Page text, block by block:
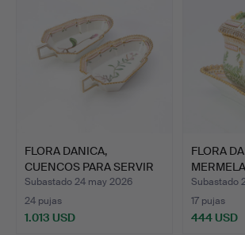
FLORA DANICA,
CUENCOS PARA SERVIR
CON ASAS…
Subastado 24 may 2026
24 pujas
1.013 USD
FLORA
Subastado
17 pujas
444 USD